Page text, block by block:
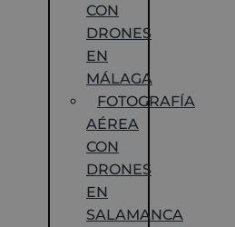
CON
DRONES
EN
MÁLAGA
FOTOGRAFÍA
AÉREA
CON
DRONES
EN
SALAMANCA